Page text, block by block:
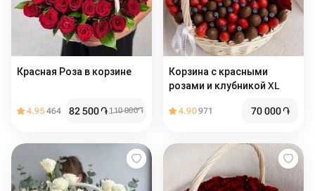
Красная Роза в корзине
4.95464 82 500֏ 110 000֏
Корзина с красными
розами и клубникой XL
4.90971 70 000֏